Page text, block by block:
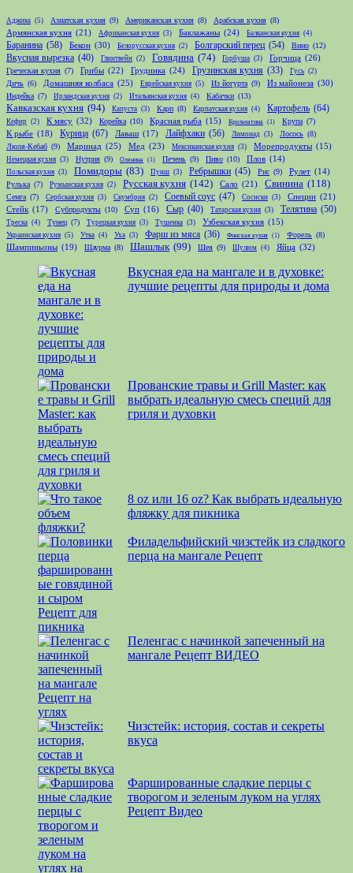
Аджика (5) Азиатская кухня (9) Американская кухня (8) Арабская кухня (8)
Армянская кухня (21) Африканская кухня (3) Баклажаны (24) Балканская кухня (4)
Баранина (58) Бекон (30) Белорусская кухня (2) Болгарский перец (54) Вино (12)
Вкусная вырезка (40) Глинтвейн (2) Говядина (74) Горбуша (3) Горчица (26)
Греческая кухня (7) Грибы (22) Грудинка (24) Грузинская кухня (33) Гусь (2)
Дичь (6) Домашняя колбаса (25) Еврейская кухня (5) Из йогурта (9) Из майонеза (30)
Индейка (7) Ирландская кухня (2) Итальянская кухня (4) Кабачки (13)
Кавказская кухня (94) Капуста (3) Карп (8) Карпатская кухня (4) Картофель (64)
Кефир (2) К мясу (32) Корейка (10) Красная рыба (15) Крольчатина (1) Крупа (7)
К рыбе (18) Курица (67) Лаваш (17) Лайфхаки (56) Лимонад (3) Лосось (8)
Люля-Кебаб (9) Маринад (25) Мед (23) Мексиканская кухня (3) Морепродукты (15)
Немецкая кухня (3) Нутрия (9) Оленина (1) Печень (9) Пиво (10) Плов (14)
Польская кухня (3) Помидоры (83) Пунш (3) Ребрышки (45) Рис (9) Рулет (14)
Рулька (7) Румынская кухня (2) Русская кухня (142) Сало (21) Свинина (118)
Семга (7) Сербская кухня (3) Скумбрия (2) Соевый соус (47) Сосиски (3) Специи (21)
Стейк (17) Субпродукты (10) Суп (16) Сыр (40) Татарская кухня (3) Телятина (50)
Треска (4) Тунец (7) Турецкая кухня (3) Тушенка (3) Узбекская кухня (15)
Украинская кухня (5) Утка (4) Уха (3) Фарш из мяса (36) Финская кухня (1) Форель (8)
Шампиньоны (19) Шаурма (8) Шашлык (99) Шея (9) Шулюм (4) Яйца (32)
Вкусная еда на мангале и в духовке:
лучшие рецепты для природы и дома
Прованские травы и Grill Master: как
выбрать идеальную смесь специй для
гриля и духовки
8 oz или 16 oz? Как выбрать идеальную
фляжку для пикника
Филадельфийский чизстейк из сладкого
перца на мангале Рецепт
Пеленгас с начинкой запеченный на
мангале Рецепт ВИДЕО
Чизстейк: история, состав и секреты
вкуса
Фаршированные сладкие перцы с
творогом и зеленым луком на углях
Рецепт Видео